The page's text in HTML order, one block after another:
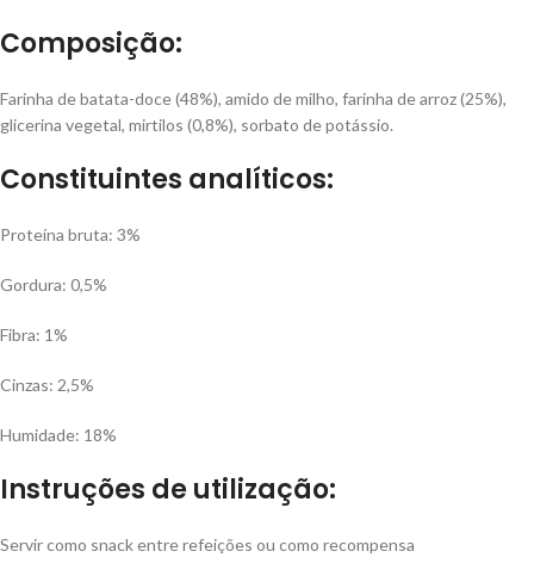
Composição:
Farinha de batata-doce (48%), amido de milho, farinha de arroz (25%),
glicerina vegetal, mirtilos (0,8%), sorbato de potássio.
Constituintes analíticos:
Proteína bruta: 3%
Gordura: 0,5%
Fibra: 1%
Cinzas: 2,5%
Humidade: 18%
Instruções de utilização:
Servir como snack entre refeições ou como recompensa